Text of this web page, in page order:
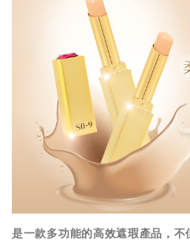
是一款多功能的高效遮瑕產品，不